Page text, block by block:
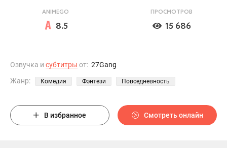
ANIMEGO
8.5
ПРОСМОТРОВ
15 686
Озвучка и субтитры от: 27Gang
Жанр:
Комедия Фэнтези Повседневность
В избранное Смотреть онлайн